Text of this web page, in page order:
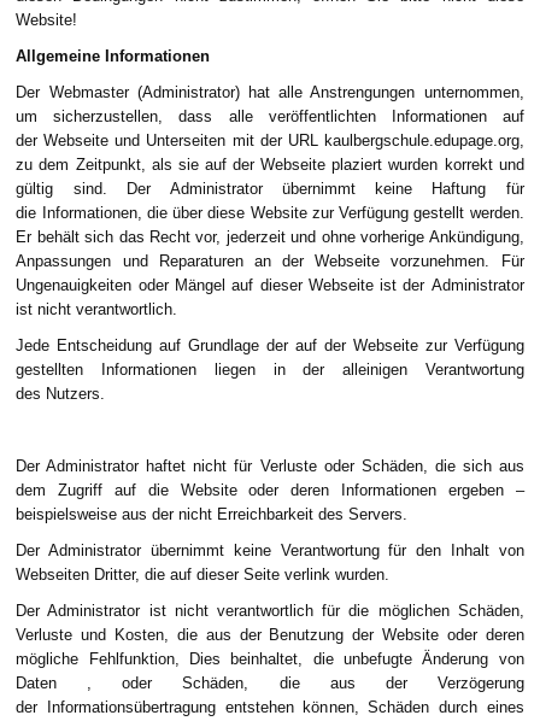
Website!
Allgemeine Informationen
Der Webmaster (Administrator) hat alle Anstrengungen unternommen,
um sicherzustellen, dass alle veröffentlichten Informationen auf
der Webseite und Unterseiten mit der URL kaulbergschule.edupage.org,
zu dem Zeitpunkt, als sie auf der Webseite plaziert wurden korrekt und
gültig sind. Der Administrator übernimmt keine Haftung für
die Informationen, die über diese Website zur Verfügung gestellt werden.
Er behält sich das Recht vor, jederzeit und ohne vorherige Ankündigung,
Anpassungen und Reparaturen an der Webseite vorzunehmen. Für
Ungenauigkeiten oder Mängel auf dieser Webseite ist der Administrator
ist nicht verantwortlich.
Jede Entscheidung auf Grundlage der auf der Webseite zur Verfügung
gestellten Informationen liegen in der alleinigen Verantwortung
des Nutzers.
Der Administrator haftet nicht für Verluste oder Schäden, die sich aus
dem Zugriff auf die Website oder deren Informationen ergeben –
beispielsweise aus der nicht Erreichbarkeit des Servers.
Der Administrator übernimmt keine Verantwortung für den Inhalt von
Webseiten Dritter, die auf dieser Seite verlink wurden.
Der Administrator ist nicht verantwortlich für die möglichen Schäden,
Verluste und Kosten, die aus der Benutzung der Website oder deren
mögliche Fehlfunktion, Dies beinhaltet, die unbefugte Änderung von
Daten , oder Schäden, die aus der Verzögerung
der Informationsübertragung entstehen können, Schäden durch eines